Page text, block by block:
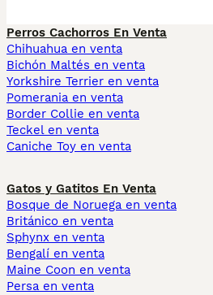
Perros Cachorros En Venta
Chihuahua en venta
Bichón Maltés en venta
Yorkshire Terrier en venta
Pomerania en venta
Border Collie en venta
Teckel en venta
Caniche Toy en venta
Gatos y Gatitos En Venta
Bosque de Noruega en venta
Británico en venta
Sphynx en venta
Bengalí en venta
Maine Coon en venta
Persa en venta